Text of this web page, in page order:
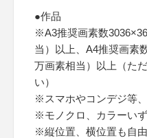
●作品
※A3推奨画素数
当）以上、A4推奨画素
万画素相当）以上（た
い）
※スマホやコンデジ等
※モノクロ、カラーい
※縦位置、横位置も自由